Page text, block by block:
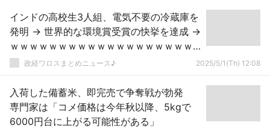
インドの高校生3人組、電気不要の冷蔵庫を
発明 → 世界的な環境賞受賞の快挙を達成 →
ｗｗｗｗｗｗｗｗｗｗｗｗｗｗｗｗｗｗｗ
ｗｗ政経ワロスまとめニュース♪ 2025/5/1(Th) 12:08
入荷した備蓄米、即完売で争奪戦が勃発
専門家は「コメ価格は今年秋以降、5kgで
6000円台に上がる可能性がある」